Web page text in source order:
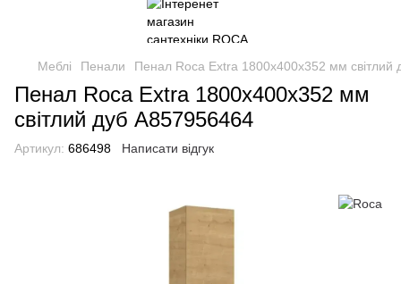
Меблі Пенали Пенал Roca Extra 1800x400х352 мм світлий
Пенал Roca Extra 1800x400х352 мм
світлий дуб A857956464
Артикул: 686498 Написати відгук